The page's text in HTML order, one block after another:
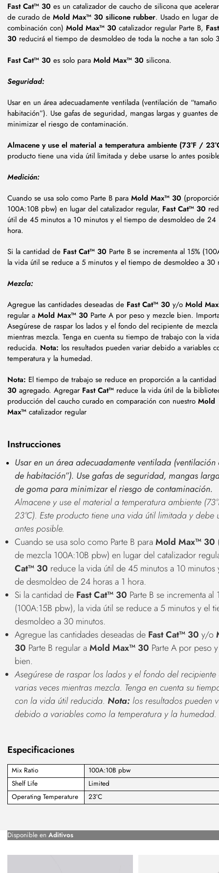
Fast Cat™ 30 es un catalizador de caucho de silicona que
de curado de Mold Max™ 30 silicone rubber. Usado en lugar
combinación con) Mold Max™ 30 catalizador regular Parte B,
30 reducirá el tiempo de desmoldeo de toda la noche a tan solo
Fast Cat™ 30 es solo para Mold Max™ 30 silicona.
Seguridad:
Usar en un área adecuadamente ventilada (ventilación de
habitación”). Use gafas de seguridad, mangas largas y guantes
minimizar el riesgo de contaminación.
Almacene y use el material a temperatura ambiente (73°F /
producto tiene una vida útil limitada y debe usarse lo antes
Medición:
Cuando se usa solo como Parte B para Mold Max™ 30
100A:10B pbw) en lugar del catalizador regular, Fast Cat™ 30
útil de 45 minutos a 10 minutos y el tiempo de desmoldeo de 24
hora.
Si la cantidad de Fast Cat™ 30 Parte B se incrementa al 15%
la vida útil se reduce a 5 minutos y el tiempo de desmoldeo a 30
Mezcla:
Agregue las cantidades deseadas de Fast Cat™ 30 y/o Mold
regular a Mold Max™ 30 Parte A por peso y mezcle bien.
Asegúrese de raspar los lados y el fondo del recipiente de mezcla
mientras mezcla. Tenga en cuenta su tiempo de trabajo con la
reducida. Nota: los resultados pueden variar debido a variables
temperatura y la humedad.
Nota: El tiempo de trabajo se reduce en proporción a la
30 agregado. Agregar Fast Cat™ reduce la vida útil de la
producción del caucho curado en comparación con nuestro Mold
Max™ catalizador regular
Instrucciones
Usar en un área adecuadamente ventilada (ventilación
de habitación”). Use gafas de seguridad, mangas
de goma para minimizar el riesgo de contaminación.
Almacene y use el material a temperatura ambiente
23°C). Este producto tiene una vida útil limitada y debe
antes posible.
Cuando se usa solo como Parte B paraMold Max™ 30
de mezcla 100A:10B pbw) en lugar del catalizador
Cat™ 30 reduce la vida útil de 45 minutos a 10 minutos
de desmoldeo de 24 horas a 1 hora.
Si la cantidad de Fast Cat™ 30 Parte B se incrementa al
(100A:15B pbw), la vida útil se reduce a 5 minutos y el
desmoldeo a 30 minutos.
Agregue las cantidades deseadas de Fast Cat™ 30 y/o
30 Parte B regular aMold Max™ 30 Parte A por peso
bien.
Asegúrese de raspar los lados y el fondo del recipiente
varias veces mientras mezcla. Tenga en cuenta su
con la vida útil reducida. Nota: los resultados pueden
debido a variables como la temperatura y la humedad.
Especificaciones
Mix Ratio
100A:10B pbw
Shelf Life
Limited
Operating Temperature
23°C
Disponible en Aditivos